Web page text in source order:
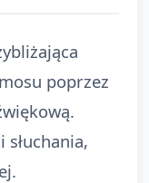
poprzez